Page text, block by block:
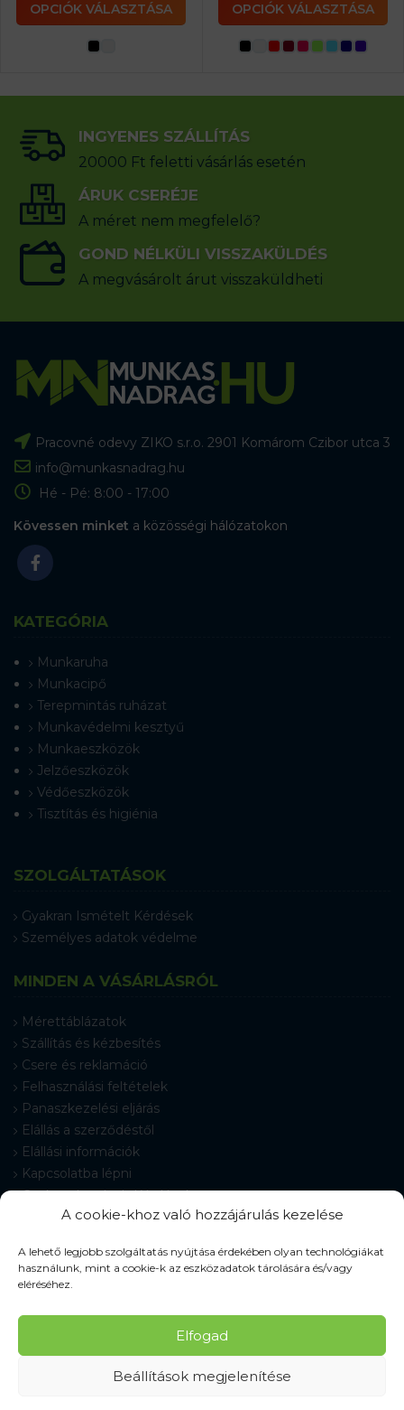
A cookie-khoz való hozzájárulás kezelése
A lehető legjobb szolgáltatás nyújtása érdekében olyan technológiákat
használunk, mint a cookie-k az eszközadatok tárolására és/vagy
eléréséhez.
Elfogad
Beállítások megjelenítése
OPCIÓK VÁLASZTÁSA OPCIÓK VÁLASZTÁSA
INGYENES SZÁLLÍTÁS
20000 Ft feletti vásárlás esetén
ÁRUK CSERÉJE
A méret nem megfelelő?
GOND NÉLKÜLI VISSZAKÜLDÉS
A megvásárolt árut visszaküldheti
Pracovné odevy ZIKO s.r.o. 2901 Komárom Czibor utca 3
info@munkasnadrag.hu
Hé - Pé: 8:00 - 17:00
Kövessen minket a közösségi hálózatokon
KATEGÓRIA
Munkaruha
Munkacipő
Terepmintás ruházat
Munkavédelmi kesztyű
Munkaeszközök
Jelzőeszközök
Védőeszközök
Tisztítás és higiénia
SZOLGÁLTATÁSOK
Gyakran Ismételt Kérdések
Személyes adatok védelme
MINDEN A VÁSÁRLÁSRÓL
Mérettáblázatok
Szállítás és kézbesítés
Csere és reklamáció
Felhasználási feltételek
Panaszkezelési eljárás
Elállás a szerződéstől
Elállási információk
Kapcsolatba lépni
Gyakran Ismételt Kérdések
Cookie-beállítások